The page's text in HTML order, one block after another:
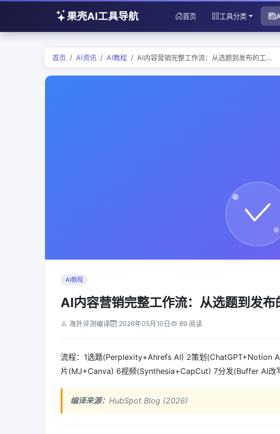
果壳AI工具导航 首页 工具分类
首页 AI资讯 AI教程 AI内容营销完整工作流：从选题到发布的工...
AI教程
AI内容营销完整工作流：从选题到发
海外评测编译 2026年05月10日 89 阅读
流程：1选题(Perplexity+Ahrefs AI) 2策划(ChatGPT+Notion
片(MJ+Canva) 6视频(Synthesia+CapCut) 7分发(Buffer AI改
编译来源： HubSpot Blog (2026)